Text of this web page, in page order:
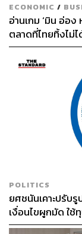
ECONOMIC /
อ่านเกม ‘มิน อ่อง
ตลาดที่ไทยทิ้งไม่
POLITICS
ยศชนันเคาะปรับ
เงื่อนไขผูกมัด ใช้
ดันให้มีผลย้อนหลั